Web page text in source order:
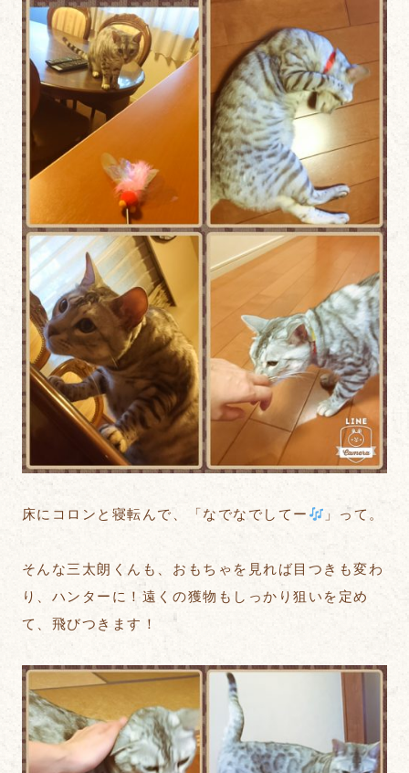
床にコロンと寝転んで、「なでなでしてー 」って。
そんな三太朗くんも、おもちゃを見れば目つきも変わ
り、ハンターに！遠くの獲物もしっかり狙いを定め
て、飛びつきます！